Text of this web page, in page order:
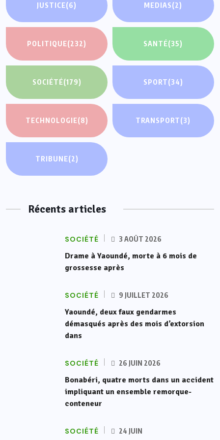
JUSTICE(6) MEDIAS(2)
POLITIQUE(232) SANTÉ(35)
SOCIÉTÉ(179) SPORT(34)
TECHNOLOGIE(8) TRANSPORT(3)
TRIBUNE(2)
Récents articles
SOCIÉTÉ 3 AOÛT 2026
Drame à Yaoundé, morte à 6 mois de
grossesse après
SOCIÉTÉ 9 JUILLET 2026
Yaoundé, deux faux gendarmes
démasqués après des mois d’extorsion
dans
SOCIÉTÉ 26 JUIN 2026
Bonabéri, quatre morts dans un accident
impliquant un ensemble remorque-
conteneur
SOCIÉTÉ
24 JUIN